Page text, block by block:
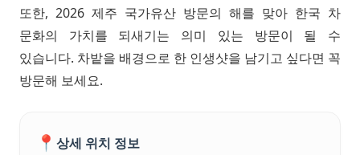
또한, 2026 제주 국가유산 방문의 해를 맞아 한국 차
문화의 가치를 되새기는 의미 있는 방문이 될 수
있습니다. 차밭을 배경으로 한 인생샷을 남기고 싶다면 꼭
방문해 보세요.
📍 상세 위치 정보